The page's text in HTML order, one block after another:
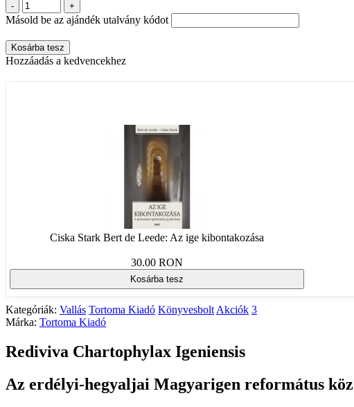
- +
Másold be az ajándék utalvány kódot
Kosárba tesz
Hozzáadás a kedvencekhez
Ciska Stark Bert de Leede: Az ige kibontakozása
30.00 RON
Kosárba tesz
Kategóriák: Vallás Tortoma Kiadó KönyvesboltAkciók 3
Márka: Tortoma Kiadó
Rediviva Chartophylax Igeniensis
Az erdélyi-hegyaljai Magyarigen református